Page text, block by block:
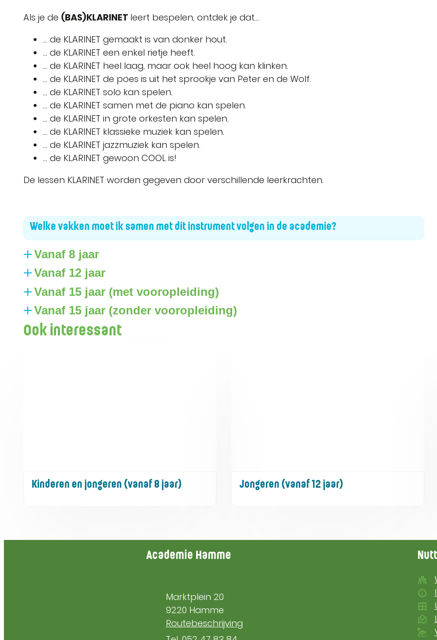
Als je de (BAS)KLARINET leert bespelen, ontdek je dat...
... de KLARINET gemaakt is van donker hout.
... de KLARINET een enkel rietje heeft.
... de KLARINET heel laag, maar ook heel hoog kan klinken.
... de KLARINET de poes is uit het sprookje van Peter en de Wolf.
... de KLARINET solo kan spelen.
... de KLARINET samen met de piano kan spelen.
... de KLARINET in grote orkesten kan spelen.
... de KLARINET klassieke muziek kan spelen.
... de KLARINET jazzmuziek kan spelen.
... de KLARINET gewoon COOL is!
De lessen KLARINET worden gegeven door verschillende leerkrachten.
Welke vakken moet ik samen met dit instrument volgen in de academie?
Vanaf 8 jaar
Vanaf 12 jaar
Vanaf 15 jaar (met vooropleiding)
Vanaf 15 jaar (zonder vooropleiding)
Ook interessant
Kinderen en jongeren (vanaf 8 jaar) Jongeren (vanaf 12 jaar)
Contact & openingsuren
Academie Hamme
AdresMarktplein 20
,9220 Hamme
Routebeschrijving